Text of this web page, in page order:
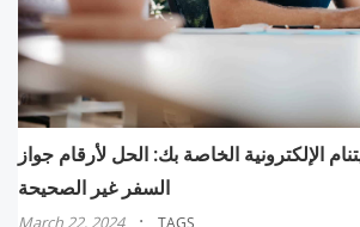
الإلكترونية الخاصة بك: الحل لأرقام جواز
السفر غير الصحيحة
March 22, 2024 · TAGS